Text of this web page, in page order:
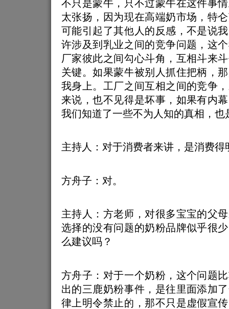
不只是蒙牛，只不过蒙牛在这件事
太张扬，因为现在高端奶市场，特
可能引起了其他人的反感，不是说
许涉及到乳业之间的竞争问题，这
厂家彼此之间勾心斗角，互相斗来
关键。如果蒙牛被别人抓住把柄，
我身上。工厂之间互相之间的竞争
来说，也不见得是坏事，如果有内
我们知道了一些不为人知的真相，也
主持人：对于消费者来讲，是消费得
方舟子：对。
主持人：方老师，对很多宝宝的父
选择的没有问题的奶粉品牌似乎很
么建议吗？
方舟子：对于一个奶粉，这个问题
出的三鹿奶粉事件，是往里面添加
律上明令禁止的，那不只是虚假宣